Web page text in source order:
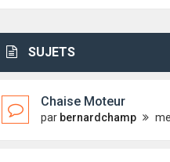
SUJETS
Chaise Moteur
par bernardchamp mer.